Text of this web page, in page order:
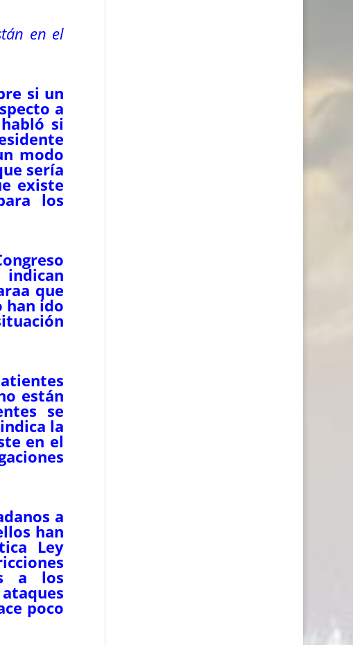
en el
si un
a
si
modo
sería
existe
los
indican
que
han ido
están
se
la
en el
a
han
Ley
a los
poco